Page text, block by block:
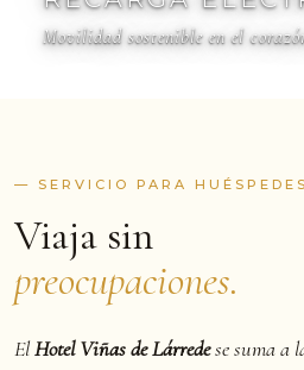
Movilidad sostenible en el
— SERVICIO PARA HUÉSPEDES
Viaja sin
preocupaciones.
ElHotel Viñas de Lárredese suma a